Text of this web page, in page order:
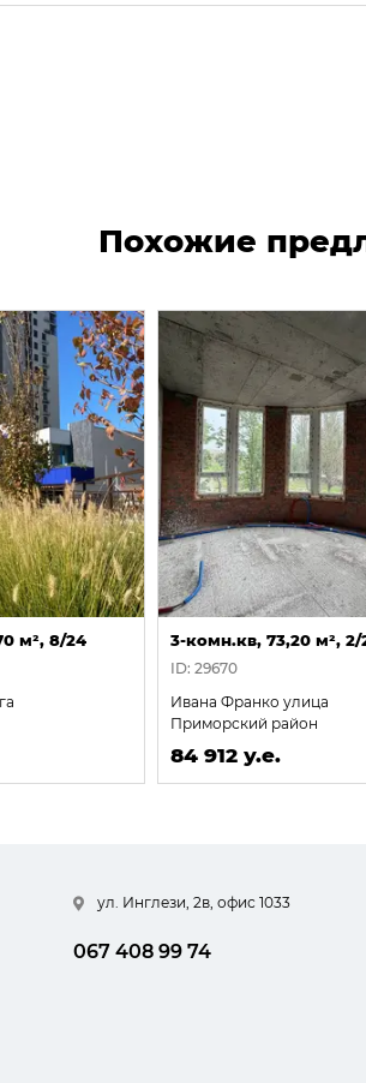
Похожие
м², 8/24 3-комн.кв, 73,20 м², 2/
ID: 29670
Ивана Франко улица
Приморский район
84 912 у.е.
ул. Инглези, 2в, офис 1033
067 408 99 74